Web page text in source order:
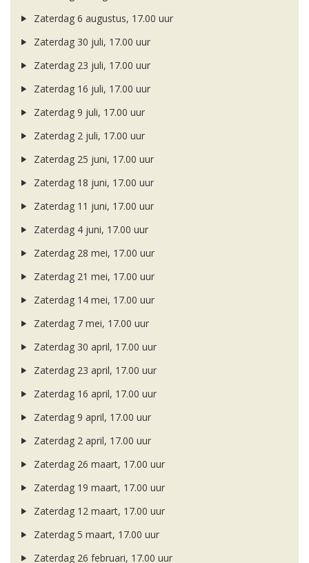
Zaterdag 6 augustus, 17.00 uur
Zaterdag 30 juli, 17.00 uur
Zaterdag 23 juli, 17.00 uur
Zaterdag 16 juli, 17.00 uur
Zaterdag 9 juli, 17.00 uur
Zaterdag 2 juli, 17.00 uur
Zaterdag 25 juni, 17.00 uur
Zaterdag 18 juni, 17.00 uur
Zaterdag 11 juni, 17.00 uur
Zaterdag 4 juni, 17.00 uur
Zaterdag 28 mei, 17.00 uur
Zaterdag 21 mei, 17.00 uur
Zaterdag 14 mei, 17.00 uur
Zaterdag 7 mei, 17.00 uur
Zaterdag 30 april, 17.00 uur
Zaterdag 23 april, 17.00 uur
Zaterdag 16 april, 17.00 uur
Zaterdag 9 april, 17.00 uur
Zaterdag 2 april, 17.00 uur
Zaterdag 26 maart, 17.00 uur
Zaterdag 19 maart, 17.00 uur
Zaterdag 12 maart, 17.00 uur
Zaterdag 5 maart, 17.00 uur
Zaterdag 26 februari, 17.00 uur